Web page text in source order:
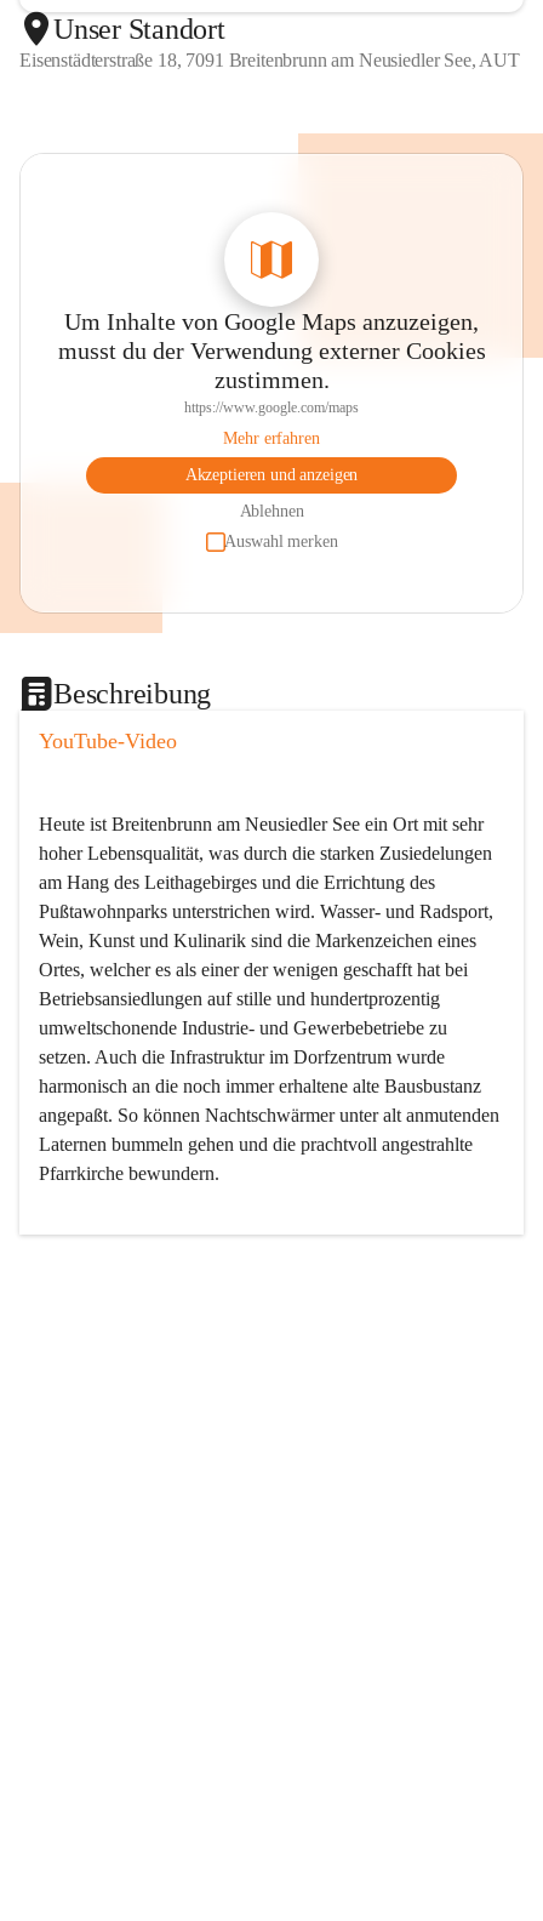
Unser Standort
Eisenstädterstraße 18, 7091 Breitenbrunn am Neusiedler See, AUT
Um Inhalte von Google Maps anzuzeigen,
musst du der Verwendung externer Cookies
zustimmen.
https://www.google.com/maps
Mehr erfahren
Akzeptieren und anzeigen
Ablehnen
Auswahl merken
Beschreibung
YouTube-Video
Heute ist Breitenbrunn am Neusiedler See ein Ort mit sehr
hoher Lebensqualität, was durch die starken Zusiedelungen
am Hang des Leithagebirges und die Errichtung des
Pußtawohnparks unterstrichen wird. Wasser- und Radsport,
Wein, Kunst und Kulinarik sind die Markenzeichen eines
Ortes, welcher es als einer der wenigen geschafft hat bei
Betriebsansiedlungen auf stille und hundertprozentig
umweltschonende Industrie- und Gewerbebetriebe zu
setzen. Auch die Infrastruktur im Dorfzentrum wurde
harmonisch an die noch immer erhaltene alte Bausbustanz
angepaßt. So können Nachtschwärmer unter alt anmutenden
Laternen bummeln gehen und die prachtvoll angestrahlte
Pfarrkirche bewundern.
Der Weinbau dominert heute nicht mehr, ist aber integrativer